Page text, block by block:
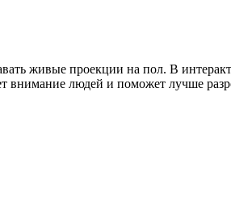
живые проекции на пол. В
внимание людей и поможет лучше